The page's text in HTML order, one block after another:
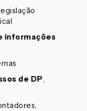
informações
de DP,